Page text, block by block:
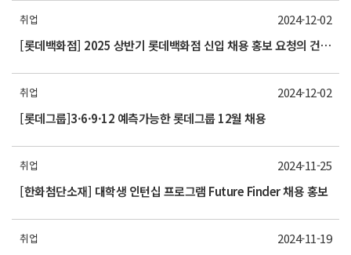
취업
[롯데백화점] 2025 상반기 롯데백화점 신입 채용 홍보 요청의 건 (~12/25)
2024-12-02
취업
[롯데그룹]3·6·9·12 예측가능한 롯데그룹 12월 채용
2024-12-02
취업
[한화첨단소재] 대학생 인턴십 프로그램 Future Finder 채용 홍보
2024-11-25
취업 2024-11-19